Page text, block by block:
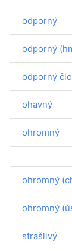
odporný
odporný
odporný
ohavný
ohromný
ohromný
ohromný
strašlivý